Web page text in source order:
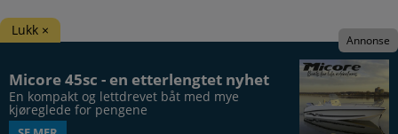
Micore 45sc - en etterlengtet nyhet
En kompakt og lettdrevet båt med mye
kjøreglede for pengene
Annonse
Lukk ×